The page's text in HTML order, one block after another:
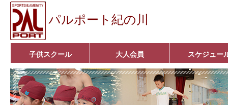
パルポート紀の川
子供スクール
ベビーコース
幼児コース
小学生コース
育成コース
選手コース
キッズパーク(体操教室)
子どもダンス教室
■入会案内■
大人会員
アクア悠々クラブ
いきいきコース
■入会案内■
スケジュー